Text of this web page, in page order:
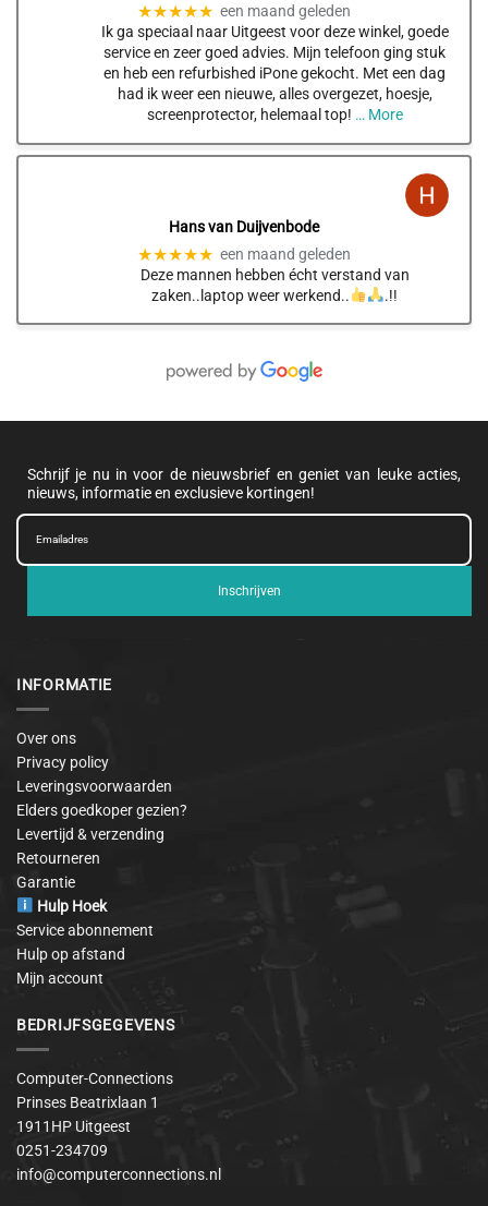
★★★★★ een maand geleden
Ik ga speciaal naar Uitgeest voor deze winkel, goede
service en zeer goed advies. Mijn telefoon ging stuk
en heb een refurbished iPone gekocht. Met een dag
had ik weer een nieuwe, alles overgezet, hoesje,
screenprotector, helemaal top! … More
Hans van Duijvenbode
★★★★★ een maand geleden
Deze mannen hebben écht verstand van
zaken..laptop weer werkend..
.!!
Schrijf je nu in voor de nieuwsbrief en geniet van leuke acties,
nieuws, informatie en exclusieve kortingen!
Inschrijven
INFORMATIE
Over ons
Privacy policy
Leveringsvoorwaarden
Elders goedkoper gezien?
Levertijd & verzending
Retourneren
Garantie
Hulp Hoek
Service abonnement
Hulp op afstand
Mijn account
BEDRIJFSGEGEVENS
Computer-Connections
Prinses Beatrixlaan 1
1911HP Uitgeest
0251-234709
info@computerconnections.nl